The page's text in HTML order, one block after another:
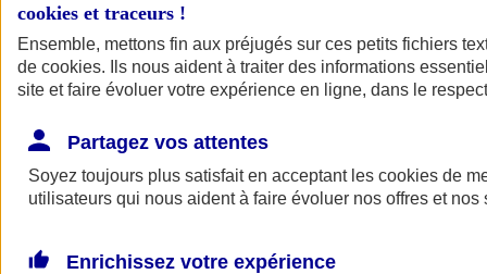
cookies et traceurs !
Ensemble, mettons fin aux préjugés sur ces petits fichiers
de cookies. Ils nous aident à traiter des informations
site et faire évoluer votre expérience en ligne, dans le
Partagez vos attentes
Soyez toujours plus satisfait en acceptant les cookies de
utilisateurs qui nous aident à faire évoluer nos offres et nos
Enrichissez votre expérience